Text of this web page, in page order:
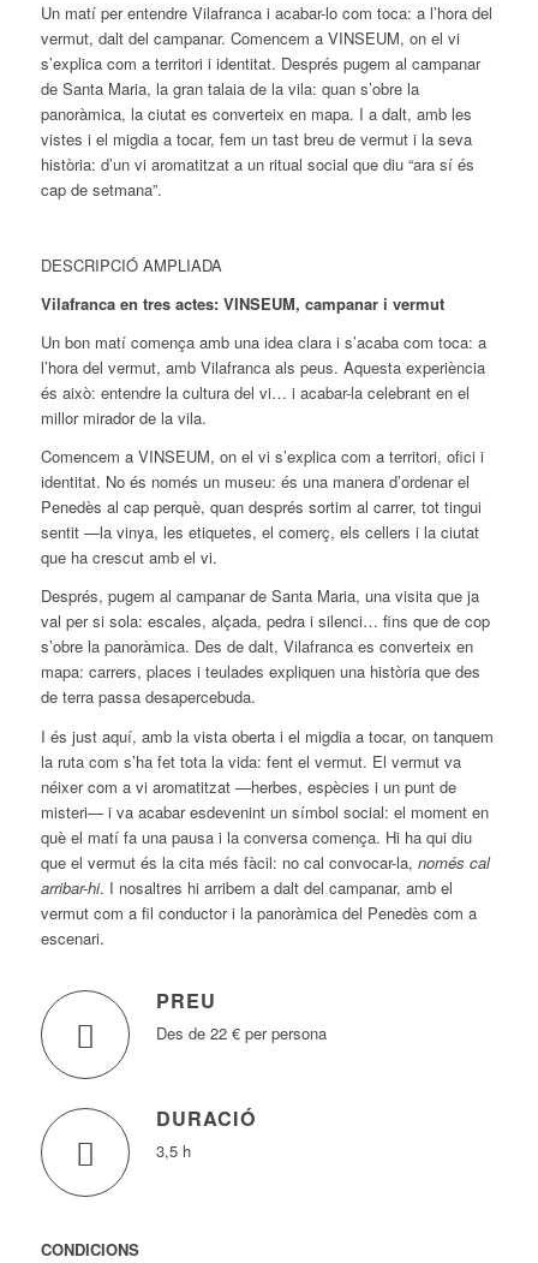
Un matí per entendre Vilafranca i acabar-lo com toca: a l’hora del
vermut, dalt del campanar. Comencem a VINSEUM, on el vi
s’explica com a territori i identitat. Després pugem al campanar
de Santa Maria, la gran talaia de la vila: quan s’obre la
panoràmica, la ciutat es converteix en mapa. I a dalt, amb les
vistes i el migdia a tocar, fem un tast breu de vermut i la seva
història: d’un vi aromatitzat a un ritual social que diu “ara sí és
cap de setmana”.
DESCRIPCIÓ AMPLIADA
Vilafranca en tres actes: VINSEUM, campanar i vermut
Un bon matí comença amb una idea clara i s’acaba com toca: a
l’hora del vermut, amb Vilafranca als peus. Aquesta experiència
és això: entendre la cultura del vi… i acabar-la celebrant en el
millor mirador de la vila.
Comencem a VINSEUM, on el vi s’explica com a territori, ofici i
identitat. No és només un museu: és una manera d’ordenar el
Penedès al cap perquè, quan després sortim al carrer, tot tingui
sentit —la vinya, les etiquetes, el comerç, els cellers i la ciutat
que ha crescut amb el vi.
Després, pugem al campanar de Santa Maria, una visita que ja
val per si sola: escales, alçada, pedra i silenci… fins que de cop
s’obre la panoràmica. Des de dalt, Vilafranca es converteix en
mapa: carrers, places i teulades expliquen una història que des
de terra passa desapercebuda.
I és just aquí, amb la vista oberta i el migdia a tocar, on tanquem
la ruta com s’ha fet tota la vida: fent el vermut. El vermut va
néixer com a vi aromatitzat —herbes, espècies i un punt de
misteri— i va acabar esdevenint un símbol social: el moment en
què el matí fa una pausa i la conversa comença. Hi ha qui diu
que el vermut és la cita més fàcil: no cal convocar-la, només cal
arribar-hi. I nosaltres hi arribem a dalt del campanar, amb el
vermut com a fil conductor i la panoràmica del Penedès com a
escenari.
PREU
Des de 22 € per persona
DURACIÓ
3,5 h
CONDICIONS